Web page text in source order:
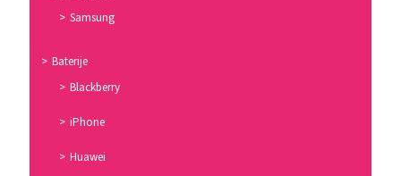
Samsung
Baterije
Blackberry
iPhone
Huawei